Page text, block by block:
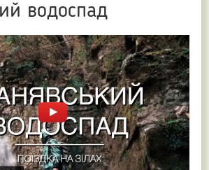
водоспад